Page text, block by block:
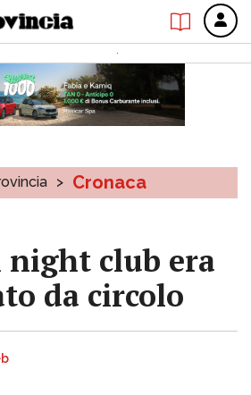
> Cronaca
night club era
da circolo